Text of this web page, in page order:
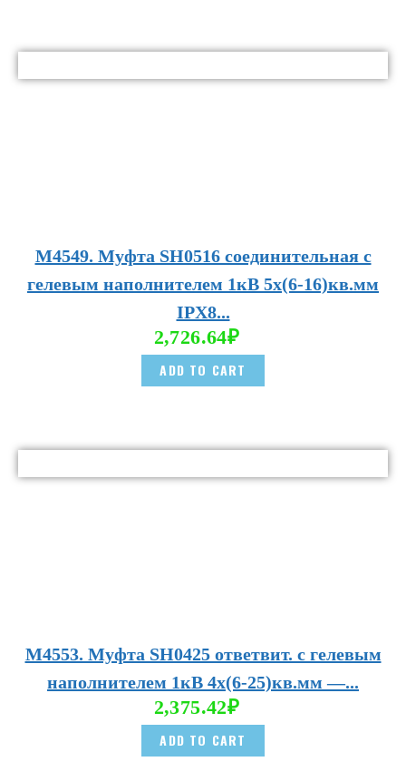
М4549. Муфта SH0516 соединительная с
гелевым наполнителем 1кВ 5х(6-16)кв.мм
IPX8...
2,726.64₽
ADD TO CART
М4553. Муфта SH0425 ответвит. с гелевым
наполнителем 1кВ 4х(6-25)кв.мм —...
2,375.42₽
ADD TO CART